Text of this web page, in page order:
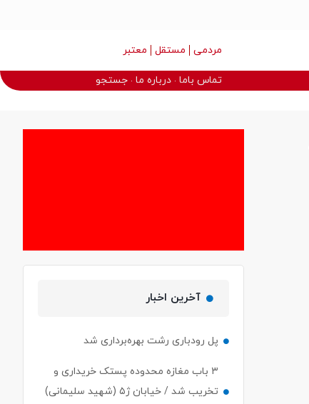
مردمی مستقل معتبر
تماس باما درباره ما جستجو
آخرین اخبار
پل رودباری رشت بهره‌برداری شد
۳ باب مغازه محدوده پستک خریداری و
تخریب شد / خیابان ژ۵ (شهید سلیمانی)